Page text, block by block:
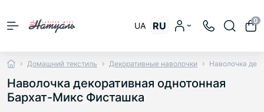
UA RU 0
Домашний текстиль Декоративные наволочки Наволочка
Наволочка декоративная однотонная
Бархат-Микс Фисташка